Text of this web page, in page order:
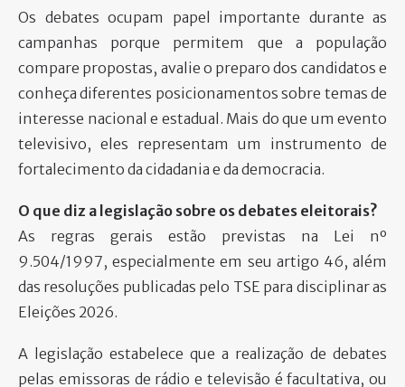
Os debates ocupam papel importante durante as
campanhas porque permitem que a população
compare propostas, avalie o preparo dos candidatos e
conheça diferentes posicionamentos sobre temas de
interesse nacional e estadual. Mais do que um evento
televisivo, eles representam um instrumento de
fortalecimento da cidadania e da democracia.
O que diz a legislação sobre os debates eleitorais?
As regras gerais estão previstas na Lei nº
9.504/1997, especialmente em seu artigo 46, além
das resoluções publicadas pelo TSE para disciplinar as
Eleições 2026.
A legislação estabelece que a realização de debates
pelas emissoras de rádio e televisão é facultativa, ou